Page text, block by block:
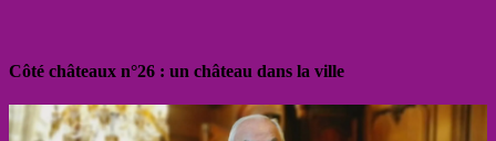
Côté châteaux n°26 : un château dans la ville